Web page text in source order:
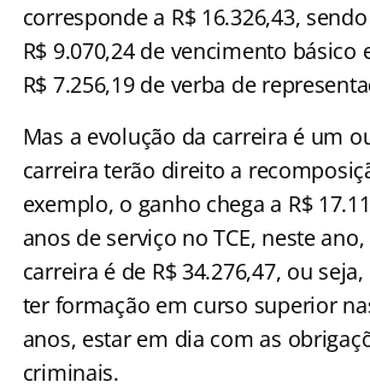
corresponde a R$ 16.326,43, sendo
R$ 9.070,24 de vencimento básico
R$ 7.256,19 de verba de
Mas a evolução da carreira é um
carreira terão direito a
exemplo, o ganho chega a R$
anos de serviço no TCE, neste
carreira é de R$ 34.276,47, ou
ter formação em curso superior
anos, estar em dia com as
criminais.